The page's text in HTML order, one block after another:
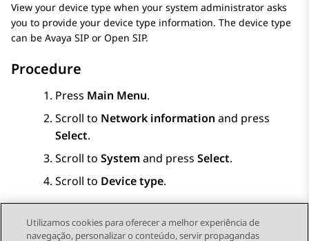
View your device type when your system administrator asks
you to provide your device type information. The device type
can be Avaya SIP or Open SIP.
Procedure
Press Main Menu.
Scroll to Network information and press
Select.
Scroll to Systemand press Select.
Scroll to Device type.
Utilizamos cookies para oferecer a melhor experiência de
navegação, personalizar o conteúdo, servir propagandas